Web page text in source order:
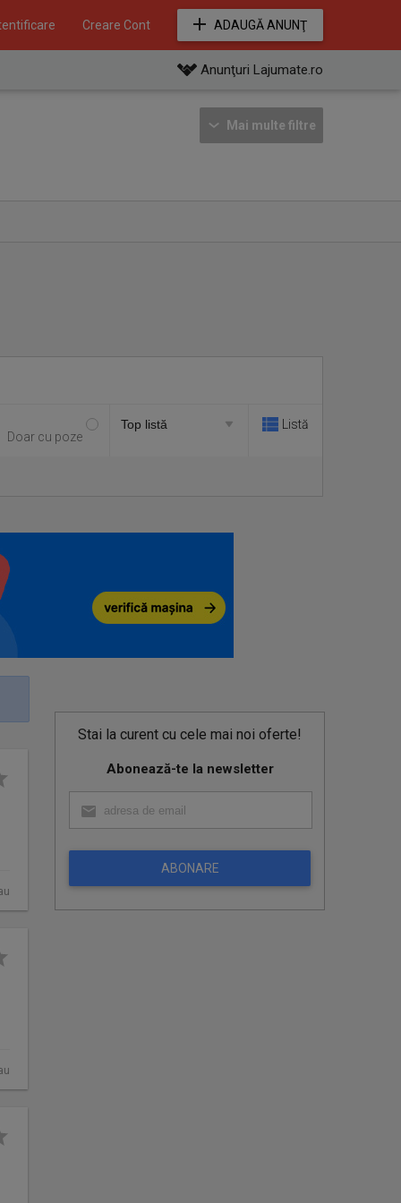
Creare Cont ADAUGĂ ANUNŢ
Anunţuri Lajumate.ro
Mai multe filtre
Doar cu poze
Listă
Stai la curent cu cele mai noi oferte!
Abonează-te la newsletter
ABONARE